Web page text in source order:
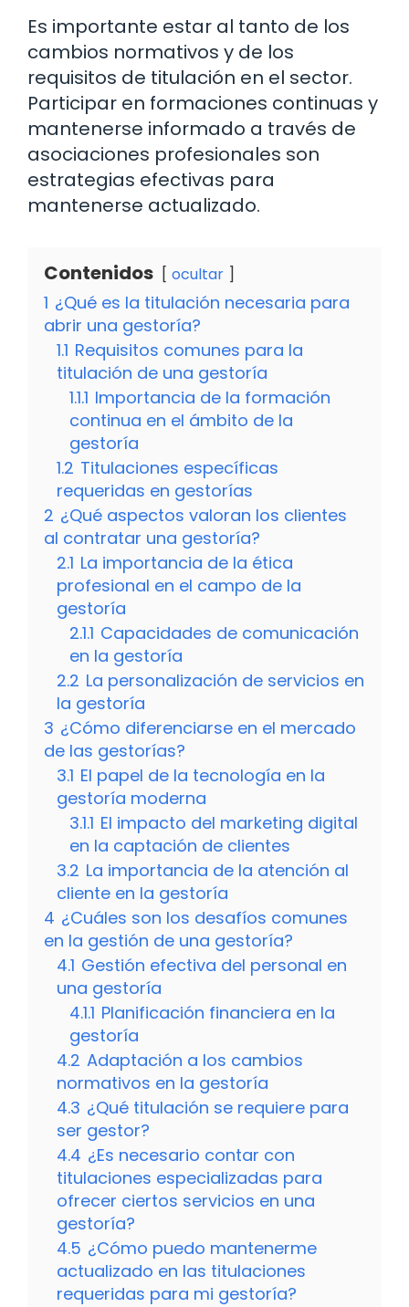
Es importante estar al tanto de los
cambios normativos y de los
requisitos de titulación en el sector.
Participar en formaciones continuas y
mantenerse informado a través de
asociaciones profesionales son
estrategias efectivas para
mantenerse actualizado.
Contenidos ocultar
1 ¿Qué es la titulación necesaria para
abrir una gestoría?
1.1 Requisitos comunes para la
titulación de una gestoría
1.1.1 Importancia de la formación
continua en el ámbito de la
gestoría
1.2 Titulaciones específicas
requeridas en gestorías
2 ¿Qué aspectos valoran los clientes
al contratar una gestoría?
2.1 La importancia de la ética
profesional en el campo de la
gestoría
2.1.1 Capacidades de comunicación
en la gestoría
2.2 La personalización de servicios en
la gestoría
3 ¿Cómo diferenciarse en el mercado
de las gestorías?
3.1 El papel de la tecnología en la
gestoría moderna
3.1.1 El impacto del marketing digital
en la captación de clientes
3.2 La importancia de la atención al
cliente en la gestoría
4 ¿Cuáles son los desafíos comunes
en la gestión de una gestoría?
4.1 Gestión efectiva del personal en
una gestoría
4.1.1 Planificación financiera en la
gestoría
4.2 Adaptación a los cambios
normativos en la gestoría
4.3 ¿Qué titulación se requiere para
ser gestor?
4.4 ¿Es necesario contar con
titulaciones especializadas para
ofrecer ciertos servicios en una
gestoría?
4.5 ¿Cómo puedo mantenerme
actualizado en las titulaciones
requeridas para mi gestoría?